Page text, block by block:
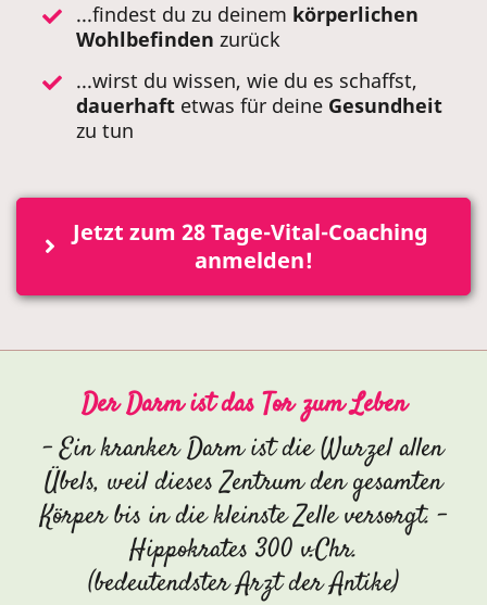
...findest du zu deinem körperlichen
Wohlbefinden zurück
...wirst du wissen, wie du es schaffst,
dauerhaft etwas für deine Gesundheit
zu tun
Jetzt zum 28 Tage-Vital-Coaching
anmelden!
Der Darm ist das Tor zum Leben
- Ein kranker Darm ist die Wurzel allen
Übels, weil dieses Zentrum den gesamten
Körper bis in die kleinste Zelle versorgt. -
Hippokrates 300 v.Chr.
(bedeutendster Arzt der Antike)